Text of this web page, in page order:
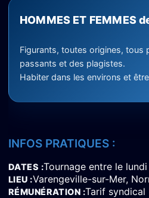
HOMMES ET FEMMES
Figurants, toutes origines, tous
passants et des plagistes.
Habiter dans les environs et
INFOS PRATIQUES :
DATES Tournage entre le
LIEU Varengeville-sur-Mer,
RÉMUNÉRATION Tarif syndical